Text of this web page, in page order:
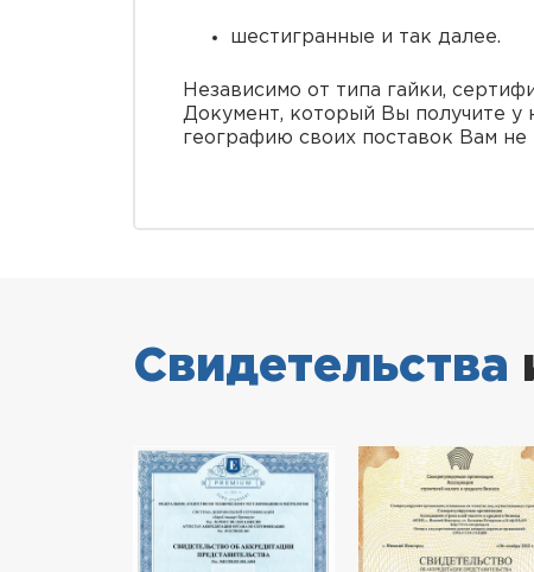
шестигранные и так далее.
Независимо от типа гайки,
Документ, который Вы получите у
географию своих поставок Вам не
Свидетельства